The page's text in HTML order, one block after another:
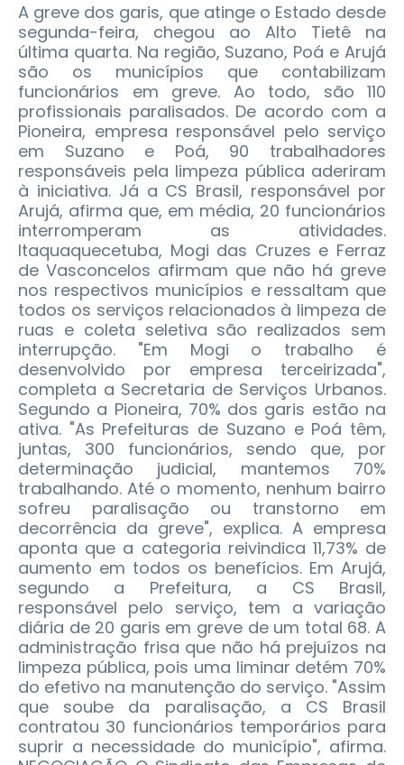
A greve dos garis, que atinge o Estado desde
segunda-feira, chegou ao Alto Tietê na
última quarta.Na região, Suzano, Poá e Arujá
são os municípios que contabilizam
funcionários em greve. Ao todo, são 110
profissionais paralisados. De acordo com a
Pioneira, empresa responsável pelo serviço
em Suzano e Poá, 90 trabalhadores
responsáveis pela limpeza pública aderiram
à iniciativa. Já a CS Brasil, responsável por
Arujá, afirma que, em média, 20 funcionários
interromperam as atividades.
Itaquaquecetuba, Mogi das Cruzes e Ferraz
de Vasconcelos afirmam que não há greve
nos respectivos municípios e ressaltam que
todos os serviços relacionados à limpeza de
ruas e coleta seletiva são realizados sem
interrupção. "Em Mogi o trabalho é
desenvolvido por empresa terceirizada",
completa a Secretaria de Serviços Urbanos.
Segundo a Pioneira, 70% dos garis estão na
ativa. "As Prefeituras de Suzano e Poá têm,
juntas, 300 funcionários, sendo que, por
determinação judicial, mantemos 70%
trabalhando. Até o momento, nenhum bairro
sofreu paralisação ou transtorno em
decorrência da greve", explica. A empresa
aponta que a categoria reivindica 11,73% de
aumento em todos os benefícios. Em Arujá,
segundo a Prefeitura, a CS Brasil,
responsável pelo serviço, tem a variação
diária de 20 garis em greve de um total 68. A
administração frisa que não há prejuízos na
limpeza pública, pois uma liminar detém 70%
do efetivo na manutenção do serviço. "Assim
que soube da paralisação, a CS Brasil
contratou 30 funcionários temporários para
suprir a necessidade do município", afirma.